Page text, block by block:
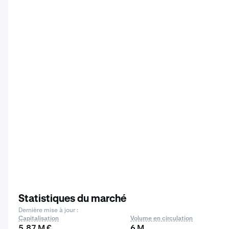
Statistiques du marché
Dernière mise à jour :
Capitalisation
Volume en circulation